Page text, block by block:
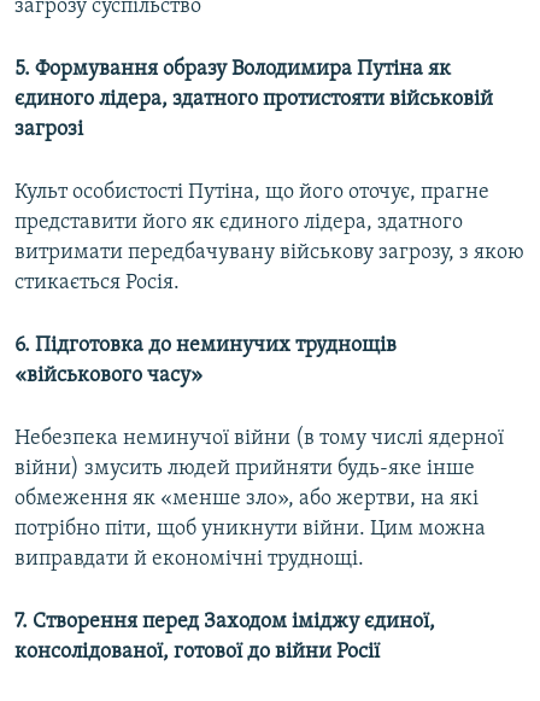
загрозу суспільство
5. Формування образу Володимира Путіна як
єдиного лідера, здатного протистояти військовій
загрозі
Культ особистості Путіна, що його оточує, прагне
представити його як єдиного лідера, здатного
витримати передбачувану військову загрозу, з якою
стикається Росія.
6. Підготовка до неминучих труднощів
«військового часу»
Небезпека неминучої війни (в тому числі ядерної
війни) змусить людей прийняти будь-яке інше
обмеження як «менше зло», або жертви, на які
потрібно піти, щоб уникнути війни. Цим можна
виправдати й економічні труднощі.
7. Створення перед Заходом іміджу єдиної,
консолідованої, готової до війни Росії